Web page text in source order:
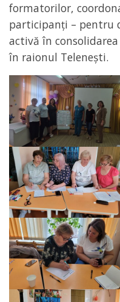
formatorilor,
participanți – pentru
activă în
în raionul Telenești.